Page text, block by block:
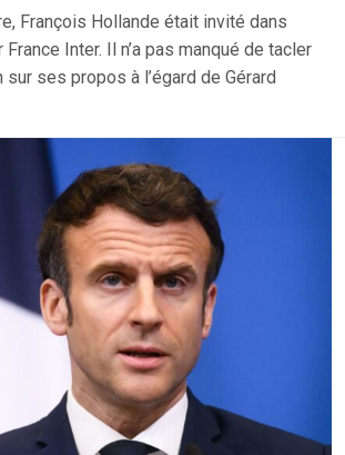
François Hollande était invité dans
Inter. Il n’a pas manqué de tacler
sur ses propos à l’égard de Gérard